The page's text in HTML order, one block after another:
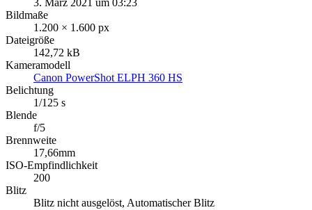
3. März 2021 um 03:23
Bildmaße
1.200 × 1.600 px
Dateigröße
142,72 kB
Kameramodell
Canon PowerShot ELPH 360 HS
Belichtung
1/125 s
Blende
f/5
Brennweite
17,66mm
ISO-Empfindlichkeit
200
Blitz
Blitz nicht ausgelöst, Automatischer Blitz